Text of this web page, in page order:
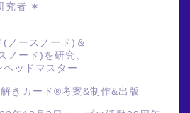
究者 ✶
ノースノード)＆
ノード)を研究、
ッドマスター
きカード®️考案&制作&出版